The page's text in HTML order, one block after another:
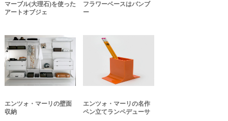
マーブル(大理石)を使った
アートオブジェ
フラワーベースはバンブ
ー
エンツォ・マーリの壁面
収納
エンツォ・マーリの名作
ペン立てランペデューサ